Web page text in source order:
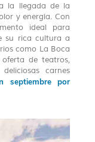
la llegada de la
y energía. Con
ideal para
su rica cultura a
como La Boca
de teatros,
carnes
septiembre por